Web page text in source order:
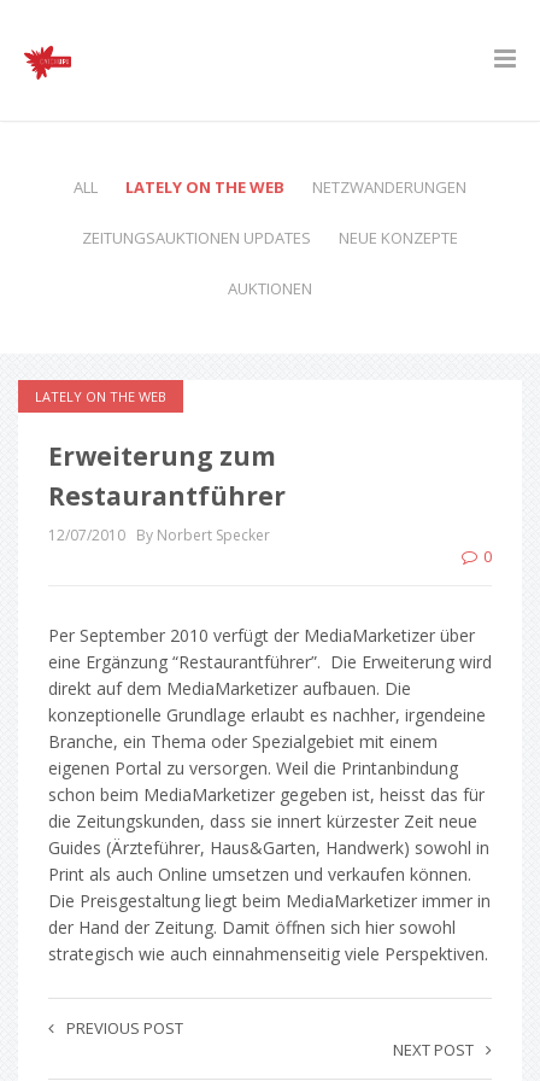
ALL LATELY ON THE WEB NETZWANDERUNGEN
ZEITUNGSAUKTIONEN UPDATES NEUE KONZEPTE
AUKTIONEN
LATELY ON THE WEB
Erweiterung zum
Restaurantführer
12/07/2010 By Norbert Specker
0
Per September 2010 verfügt der MediaMarketizer über
eine Ergänzung “Restaurantführer”. Die Erweiterung wird
direkt auf dem MediaMarketizer aufbauen. Die
konzeptionelle Grundlage erlaubt es nachher, irgendeine
Branche, ein Thema oder Spezialgebiet mit einem
eigenen Portal zu versorgen. Weil die Printanbindung
schon beim MediaMarketizer gegeben ist, heisst das für
die Zeitungskunden, dass sie innert kürzester Zeit neue
Guides (Ärzteführer, Haus&Garten, Handwerk) sowohl in
Print als auch Online umsetzen und verkaufen können.
Die Preisgestaltung liegt beim MediaMarketizer immer in
der Hand der Zeitung. Damit öffnen sich hier sowohl
strategisch wie auch einnahmenseitig viele Perspektiven.
PREVIOUS POST
NEXT POST